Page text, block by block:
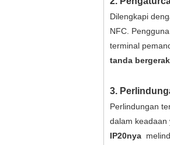
Dilengkapi
NFC.
terminal
tanda bergerak
3.
Perlindungan
dalam keadaan
IP20nya